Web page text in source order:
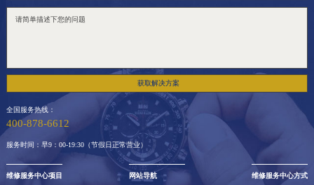
获取解决方案
全国服务热线：
400-878-6612
服务时间：早9：00-19:30（节假日正常营业）
维修服务中心项目
网站导航
维修服务中心方式